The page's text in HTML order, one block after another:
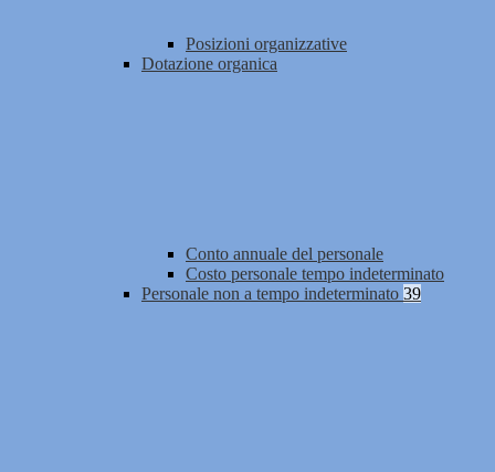
Posizioni organizzative
Dotazione organica
Conto annuale del personale
Costo personale tempo indeterminato
Personale non a tempo indeterminato 39